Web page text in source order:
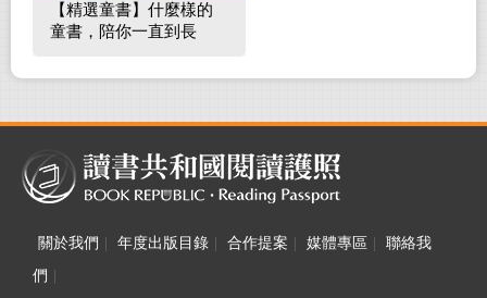
【精選童書】什麼樣的
童書，陪你一直到長
關於我們 年度出版目錄 合作提案 媒體專區
聯絡我
們